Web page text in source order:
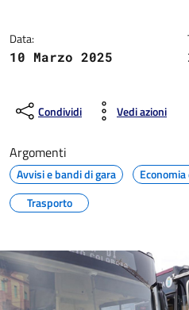
Data:
10 Marzo 2025
Condividi Vedi azioni
Argomenti
Avvisi e bandi di gara
Trasporto